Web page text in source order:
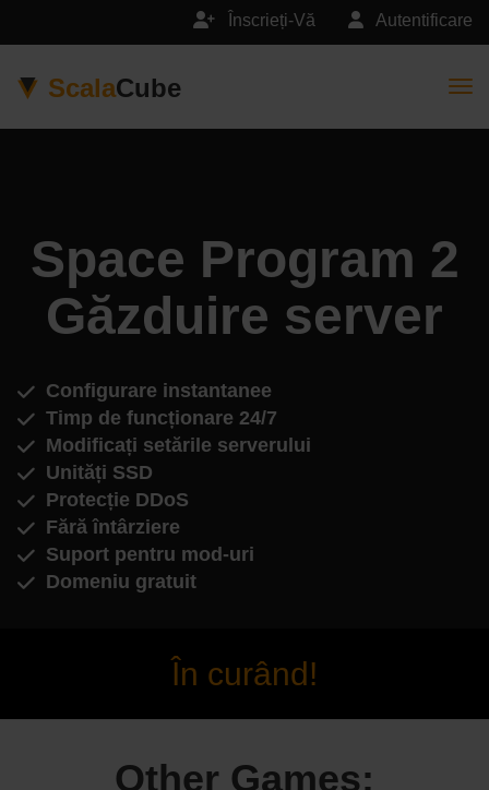
Autentificare
Înscrieți-Vă
ScalaCube
Space Program 2
Găzduire server
Configurare instantanee
Timp de funcționare 24/7
Modificați setările serverului
Unități SSD
Protecție DDoS
Fără întârziere
Suport pentru mod-uri
Domeniu gratuit
În curând!
Other Games: